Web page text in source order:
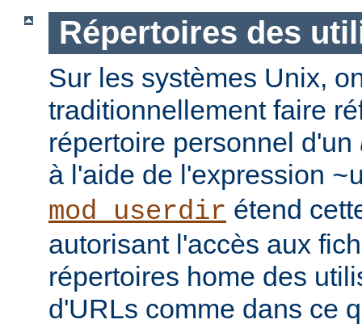
Répertoires des
Sur les systèmes Unix,
traditionnellement faire
répertoire personnel d'un
à l'aide de l'expression
mod_userdir étend
autorisant l'accès aux
répertoires home des
d'URLs comme dans ce